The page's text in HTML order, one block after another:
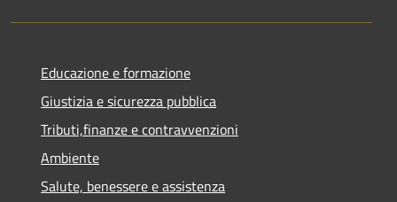
Educazione e formazione
Giustizia e sicurezza pubblica
Tributi,finanze e contravvenzioni
Ambiente
Salute, benessere e assistenza